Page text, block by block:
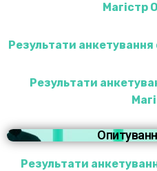
Магістр
Результати
Результати
Результати